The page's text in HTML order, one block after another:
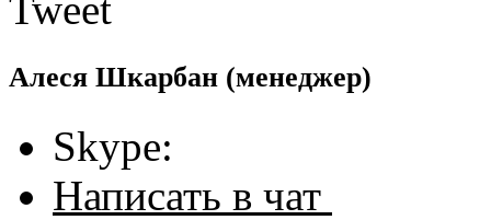
Алеся Шкарбан (менеджер)
Skype:
Написать в чат